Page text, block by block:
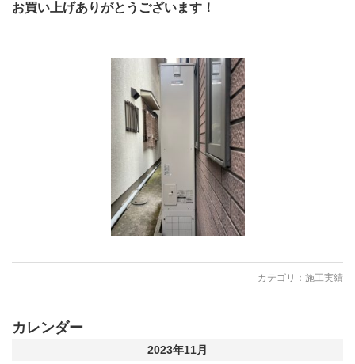
お買い上げありがとうございます！
カテゴリ： 施工実績
カレンダー
2023年11月